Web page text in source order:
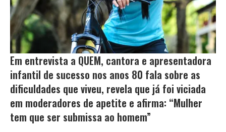
Em entrevista a QUEM, cantora e apresentadora
infantil de sucesso nos anos 80 fala sobre as
dificuldades que viveu, revela que já foi viciada
em moderadores de apetite e afirma: “Mulher
tem que ser submissa ao homem”